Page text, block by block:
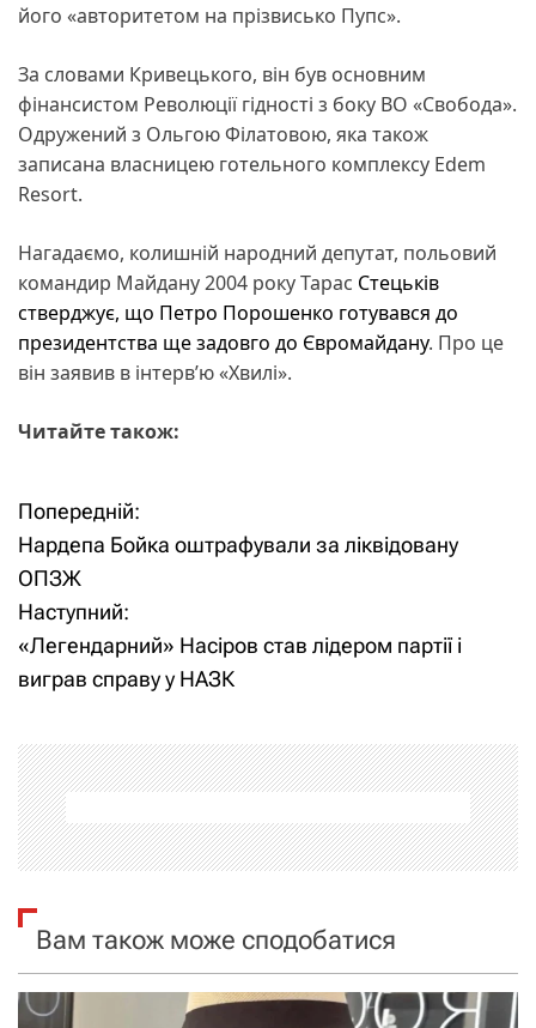
його «авторитетом на прізвисько Пупс».
За словами Кривецького, він був основним
фінансистом Революції гідності з боку ВО «Свобода».
Одружений з Ольгою Філатовою, яка також
записана власницею готельного комплексу Edem
Resort.
Нагадаємо, колишній народний депутат, польовий
командир Майдану 2004 року Тарас Стецьків
стверджує, що Петро Порошенко готувався до
президентства ще задовго до Євромайдану. Про це
він заявив в інтерв’ю «Хвилі».
Читайте також:
Н
а
в
і
а
ц
і
я
з
Попередній:
Нардепа Бойка оштрафували за ліквідовану
ОПЗЖ
Наступний:
«Легендарний» Насіров став лідером партії і
виграв справу у НАЗК
Вам також може сподобатися